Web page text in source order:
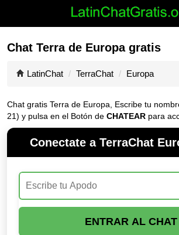
Chat Terra de Europa gratis
LatinChat TerraChat Europa
Chat gratis Terra de Europa, Escribe tu
21) y pulsa en el Botón de CHATEAR para
Conectate a TerraChat
ENTRAR AL CHAT